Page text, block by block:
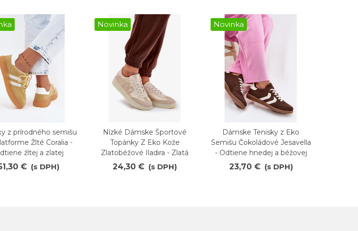
Obľúbené
z prírodného semišu
Žlté Coralia -
žltej a zlatej
€ (s DPH)
Novinka
Obľúbené
Nízké Dámske Športové
Topánky Z Eko Kože
Zlatobéžové Iladira - Zlatá
24,30 € (s DPH)
Novinka
Obľúbené
Dámske Tenisky z Eko
Semišu Čokoládové Jesavella
- Odtiene hnedej a béžovej
23,70 € (s DPH)